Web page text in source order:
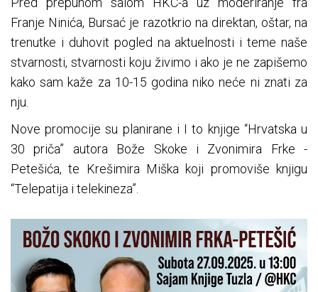
Franje Ninića, Bursać je razotkrio na direktan, oštar, na
trenutke i duhovit pogled na aktuelnosti i teme naše
stvarnosti, stvarnosti koju živimo i ako je ne zapišemo
kako sam kaže za 10-15 godina niko neće ni znati za
nju.
Nove promocije su planirane i I to knjige “Hrvatska u
30 priča” autora Bože Skoke i Zvonimira Frke -
Petešića, te Krešimira Miška koji promoviše knjigu
“Telepatija i telekineza”.